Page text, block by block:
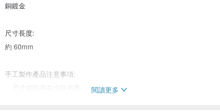
銅鍍金
尺寸長度:
約 60mm
手工製作產品注意事項:
．尺寸或許存在少許差異
閱讀更多